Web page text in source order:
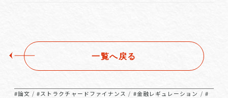
一覧へ戻る
#論文 /#ストラクチャードファイナンス / #金融レギュレーション / #